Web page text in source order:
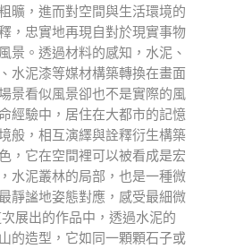
曠，進而對空間與生活環境的
，忠實地再現自對於現實事物
景。透過材料的感知，水泥、
水泥漆等媒材構築轉換在畫面
景看似風景卻也不是實際的風
經驗中，居住在大都市的記憶
般，相互演繹與詮釋衍生構築
，它在空間裡可以被看成是宏
水泥叢林的局部，也是一種微
靜謐地姿態對應，感受最細微
展出的作品中，透過水泥的
的造型，它如同一顆顆石子或